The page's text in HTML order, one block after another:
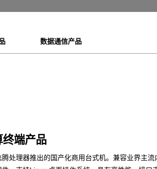
数据通信产品
终端产品
腾处理器推出的国产化商用台式机。兼容业界主流